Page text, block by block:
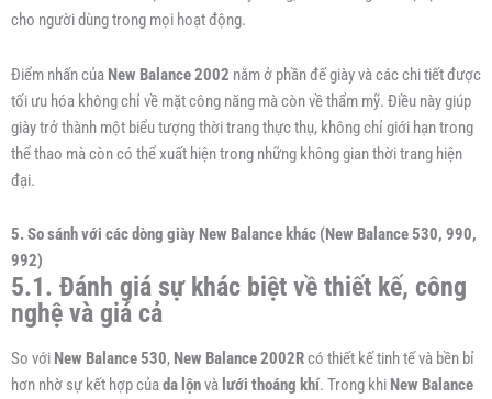
cho người dùng trong mọi hoạt động.
Điểm nhấn của New Balance 2002 nằm ở phần đế giày và các chi tiết được
tối ưu hóa không chỉ về mặt công năng mà còn về thẩm mỹ. Điều này giúp
giày trở thành một biểu tượng thời trang thực thụ, không chỉ giới hạn trong
thể thao mà còn có thể xuất hiện trong những không gian thời trang hiện
đại.
5. So sánh với các dòng giày New Balance khác (New Balance 530, 990,
992)
5.1. Đánh giá sự khác biệt về thiết kế, công
nghệ và giá cả
So với New Balance 530, New Balance 2002Rcó thiết kế tinh tế và bền bỉ
hơn nhờ sự kết hợp củada lộnvà lưới thoáng khí. Trong khi New Balance